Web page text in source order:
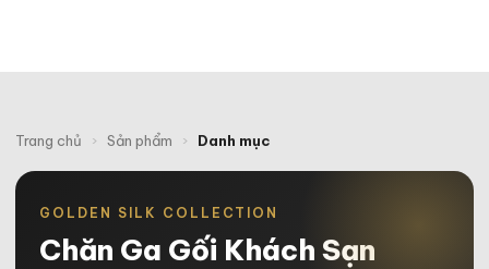
Trang chủ › Sản phẩm › Danh mục
GOLDEN SILK COLLECTION
Chăn Ga Gối Khách Sạn